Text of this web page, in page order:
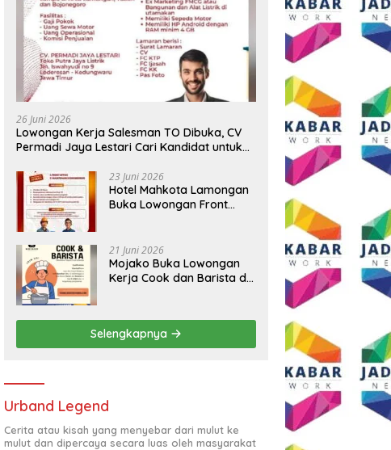
Mahasiswa Teknik Mesin ITN
Malang Raih Predikat The Best
W9 Style di Malang Modifest
Sidoarjo Bersiap Berubah,
Sekda Fenny: Perbaikan Tidak
Bisa Ditunda
26 Juni 2026
Lowongan Kerja Salesman TO Dibuka, CV
Permadi Jaya Lestari Cari Kandidat untuk
23 Juni 2026
Hotel Mahkota Lamongan
Buka Lowongan Front
Syaratnya
21 Juni 2026
Mojako Buka Lowongan
Kerja Cook dan Barista di
Selengkapnya
Urband Legend
Cerita atau kisah yang menyebar dari mulut ke
mulut dan dipercaya secara luas oleh masyarakat